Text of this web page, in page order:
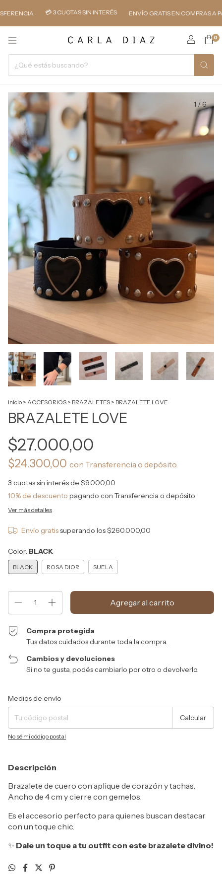
💳 3 CUOTAS SIN INTERÉS ENVÍO GRATIS EN COMPRAS A PARTIR
0
1 /6
Inicio > ACCESORIOS > BRAZALETES > BRAZALETE LOVE
BRAZALETE LOVE
$27.000,00
$24.300,00 con Transferencia o depósito
3 cuotas sin interés de $9.000,00
10% de descuento pagando con Transferencia o depósito
Ver más detalles
Envío gratissuperando los$260.000,00
Color: BLACK
BLACK ROSA DIOR SUELA
Compra protegida
Tus datos cuidados durante toda la compra.
Cambios y devoluciones
Si no te gusta, podés cambiarlo por otro o devolverlo.
Entregas para el CP:
Medios de envío
Calcular
No sé mi código postal
Descripción
Brazalete de cuero con aplique de corazón y tachas.
Ancho de 4 cm y cierre con gemelos.
Es el accesorio perfecto para quienes buscan destacar
con un toque chic.
✨ Dale un toque a tu outfit con este brazalete divino!